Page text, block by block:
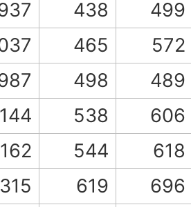
438
499
465
572
498
489
538
606
544
618
619
696